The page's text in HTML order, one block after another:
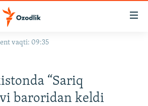
vaqti: 09:35
“Sariq
baroridan keldi